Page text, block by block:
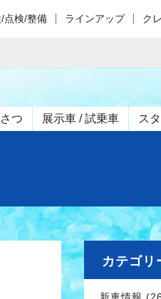
点検/整備 ラインアップ ク
つ 展示車 / 試乗車 ス
カテゴリ